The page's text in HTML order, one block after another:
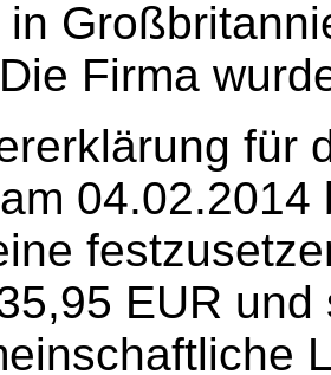
in
Firma
für
EUR und